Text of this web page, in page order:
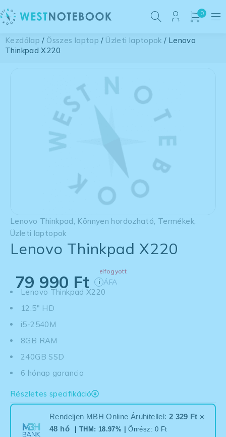
0
Kezdőlap / Összes laptop / Üzleti laptopok / Lenovo
Thinkpad X220
Lenovo Thinkpad Könnyen hordozható Termékek,
Üzleti laptopok
Lenovo Thinkpad X220
elfogyott
79 990 Ft i ÁFA
Lenovo Thinkpad X220
12.5" HD
i5-2540M
8GB RAM
240GB SSD
6 hónap garancia
Részletes specifikáció
Rendeljen MBH Online Áruhitellel: 2 329 Ft ×
48 hó
| THM: 18.97% |Önrész: 0 Ft